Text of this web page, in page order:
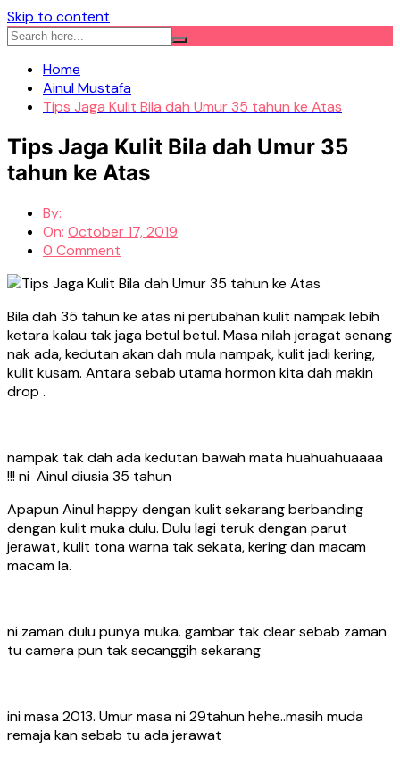
Skip to content
Home
Ainul Mustafa
Tips Jaga Kulit Bila dah Umur 35 tahun ke Atas
Tips Jaga Kulit Bila dah Umur 35
tahun ke Atas
By:
On: October 17, 2019
0 Comment
Bila dah 35 tahun ke atas ni perubahan kulit nampak lebih
ketara kalau tak jaga betul betul. Masa nilah jeragat senang
nak ada, kedutan akan dah mula nampak, kulit jadi kering,
kulit kusam. Antara sebab utama hormon kita dah makin
drop .
nampak tak dah ada kedutan bawah mata huahuahuaaaa
!!! ni Ainul diusia 35 tahun
Apapun Ainul happy dengan kulit sekarang berbanding
dengan kulit muka dulu. Dulu lagi teruk dengan parut
jerawat, kulit tona warna tak sekata, kering dan macam
macam la.
ni zaman dulu punya muka. gambar tak clear sebab zaman
tu camera pun tak secanggih sekarang
ini masa 2013. Umur masa ni 29tahun hehe..masih muda
remaja kan sebab tu ada jerawat